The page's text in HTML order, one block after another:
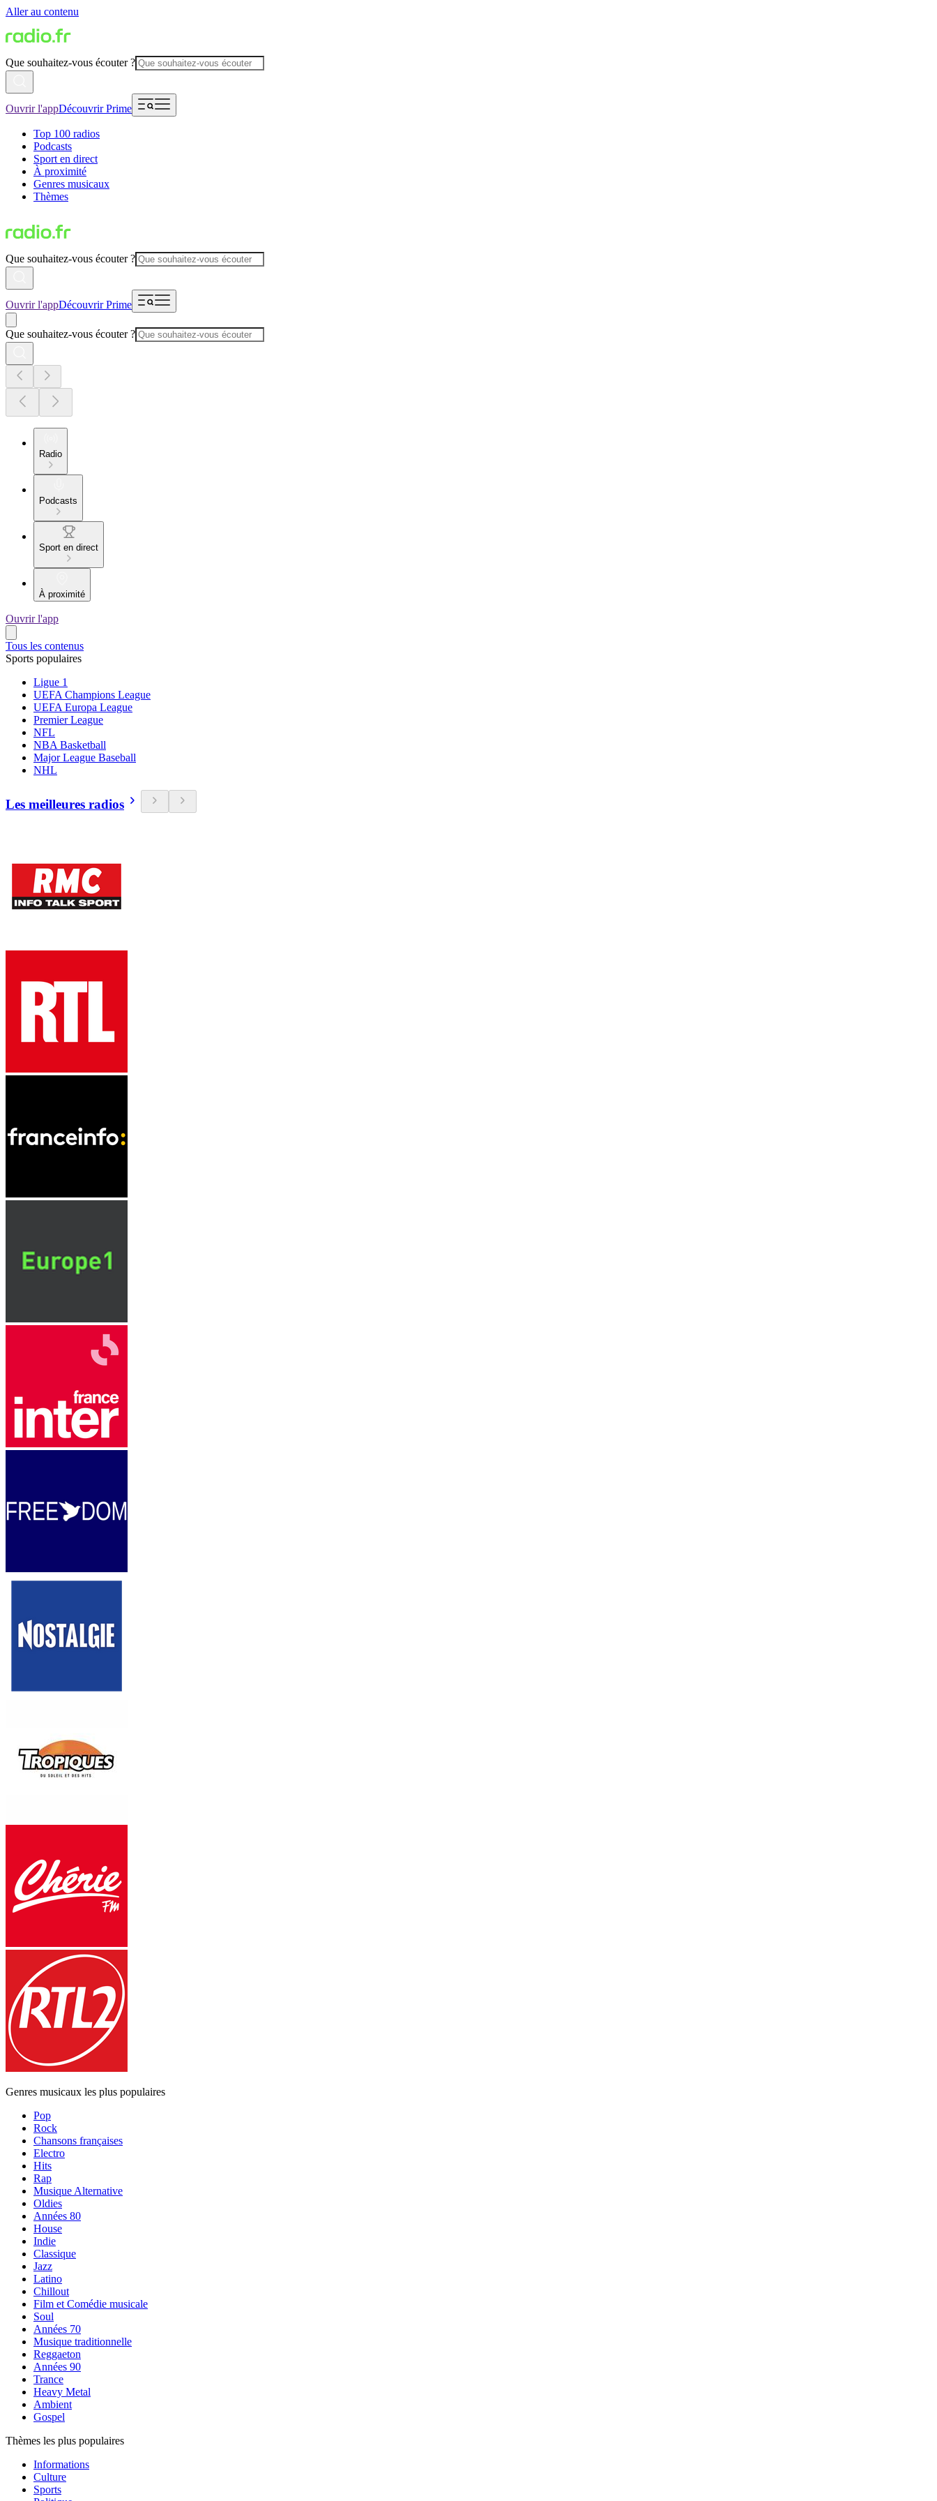
Aller au contenu
Que souhaitez-vous écouter ?
Ouvrir l'appDécouvrir Prime
Top 100 radios
Podcasts
Sport en direct
À proximité
Genres musicaux
Thèmes
Que souhaitez-vous écouter ?
Ouvrir l'appDécouvrir Prime
Que souhaitez-vous écouter ?
Radio
Podcasts
Sport en direct
À proximité
Ouvrir l'app
Tous les contenus
Sports populaires
Ligue 1
UEFA Champions League
UEFA Europa League
Premier League
NFL
NBA Basketball
Major League Baseball
NHL
Les meilleures radios
Genres musicaux les plus populaires
Pop
Rock
Chansons françaises
Electro
Hits
Rap
Musique Alternative
Oldies
Années 80
House
Indie
Classique
Jazz
Latino
Chillout
Film et Comédie musicale
Soul
Années 70
Musique traditionnelle
Reggaeton
Années 90
Trance
Heavy Metal
Ambient
Gospel
Thèmes les plus populaires
Informations
Culture
Sports